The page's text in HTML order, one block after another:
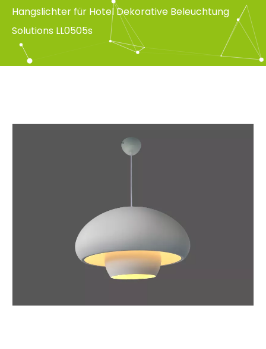
Hangslichter für Hotel Dekorative Beleuchtung
Solutions LL0505s